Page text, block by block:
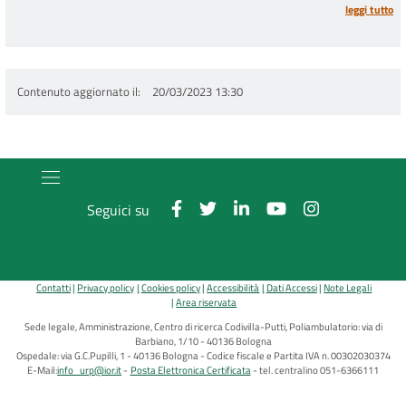
leggi tutto
Contenuto aggiornato il 20/03/2023 13:30
Seguici su
Contatti Privacy policy Cookies policy Accessibilità Dati Accessi Note Legali
Area riservata
Sede legale, Amministrazione, Centro di ricerca Codivilla-Putti, Poliambulatorio: via di
Barbiano, 1/10 - 40136 Bologna
Ospedale: via G.C.Pupilli, 1 - 40136 Bologna - Codice fiscale e Partita IVA n. 00302030374
E-Mail:info_urp@ior.it Posta Elettronica Certificata tel. centralino 051-6366111